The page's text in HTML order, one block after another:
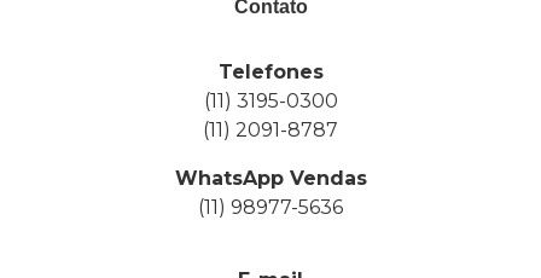
Contato
Telefones
(11) 3195-0300
(11) 2091-8787
WhatsApp Vendas
(11) 98977-5636